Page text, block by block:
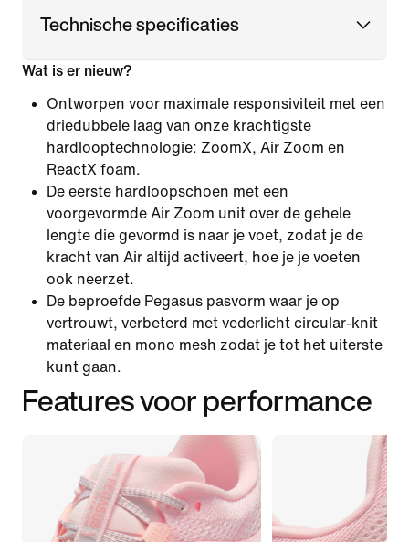
Technische specificaties
Wat is er nieuw?
Ontworpen voor maximale responsiviteit met een
driedubbele laag van onze krachtigste
hardlooptechnologie: ZoomX, Air Zoom en
ReactX foam.
De eerste hardloopschoen met een
voorgevormde Air Zoom unit over de gehele
lengte die gevormd is naar je voet, zodat je de
kracht van Air altijd activeert, hoe je je voeten
ook neerzet.
De beproefde Pegasus pasvorm waar je op
vertrouwt, verbeterd met vederlicht circular-knit
materiaal en mono mesh zodat je tot het uiterste
kunt gaan.
Features voor performance